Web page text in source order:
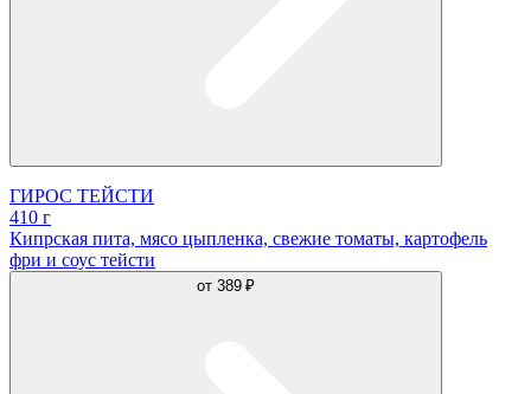
ГИРОС ТЕЙСТИ
410 г
Кипрская пита, мясо цыпленка, свежие томаты, картофель
фри и соус тейсти
от 389 ₽